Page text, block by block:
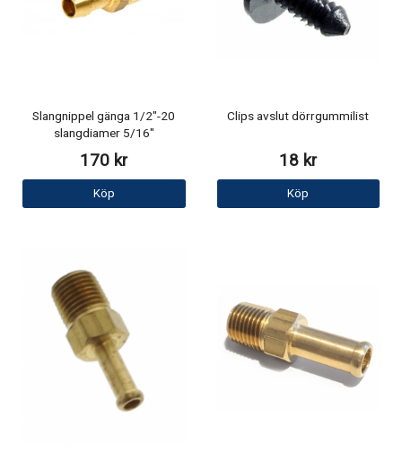
Slangnippel gänga 1/2"-20
slangdiamer 5/16"
170 kr
Köp
Clips avslut dörrgummilist
18 kr
Köp